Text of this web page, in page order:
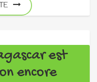
est
encore